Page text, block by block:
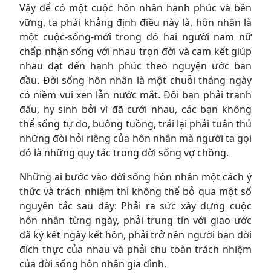
Vậy để có một cuộc hôn nhân hạnh phúc và bền
vững, ta phải khẳng định điều này là, hôn nhân là
một cuộc-sống-mới trong đó hai người nam nữ
chấp nhận sống với nhau trọn đời và cam kết giúp
nhau đạt đến hạnh phúc theo nguyện ước ban
đầu. Đời sống hôn nhân là một chuỗi tháng ngày
có niềm vui xen lẫn nước mắt. Đôi bạn phải tranh
đấu, hy sinh bởi vì đã cưới nhau, các bạn không
thể sống tự do, buông tuồng, trái lại phải tuân thủ
những đòi hỏi riêng của hôn nhân mà người ta gọi
đó là những quy tắc trong đời sống vợ chồng.
Những ai bước vào đời sống hôn nhân một cách ý
thức và trách nhiệm thì không thể bỏ qua một số
nguyên tắc sau đây: Phải ra sức xây dựng cuộc
hôn nhân từng ngày, phải trung tín với giao ước
đã ký kết ngày kết hôn, phải trở nên người bạn đời
đích thực của nhau và phải chu toàn trách nhiệm
của đời sống hôn nhân gia đình.